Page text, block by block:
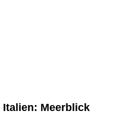
Italien: Meerblick